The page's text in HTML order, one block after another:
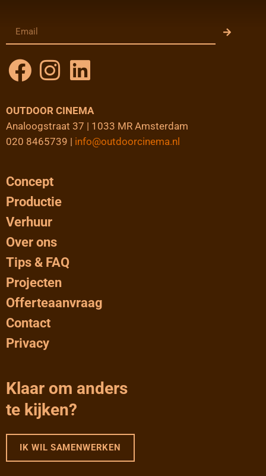
OUTDOOR CINEMA
Analoogstraat 37 | 1033 MR Amsterdam
020 8465739 | info@outdoorcinema.nl
Concept
Productie
Verhuur
Over ons
Tips & FAQ
Projecten
Offerteaanvraag
Contact
Privacy
Klaar om anders
te kijken?
IK WIL SAMENWERKEN